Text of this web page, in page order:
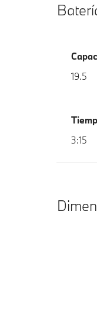
19.5
3:15